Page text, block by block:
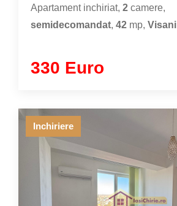
Apartament inchiriat, 2 camere,
semidecomandat, 42 mp, Visani
330 Euro
Inchiriere